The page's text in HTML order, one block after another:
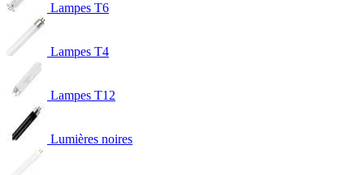
Lampes T6
Lampes T4
Lampes T12
Lumières noires